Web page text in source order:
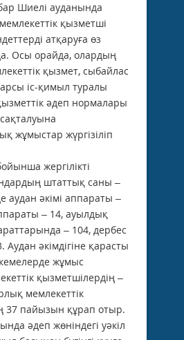
Шиелі ауданында
мемлекеттік қызметші
атқаруға өз
Осы орайда, олардың
қызмет, сыбайлас
іс-қимыл туралы
әдеп нормалары
жұмыстар жүргізіліп
жергілікті
штаттық саны –
аудан әкімі аппараты –
– 14, ауылдық
– 104, дербес
Аудан әкімдігіне қарасты
жұмыс
қызметшілердің –
мемлекеттік
37 пайызын құрап отыр.
әдеп жөніндегі уәкіл